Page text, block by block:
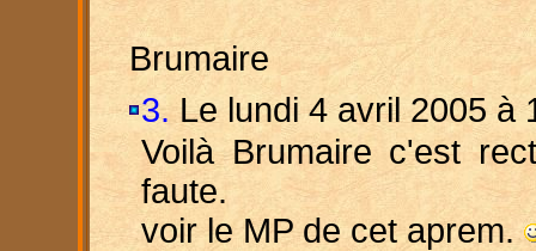
Brumaire
3. Le lundi 4 avril 2005 à
Voilà Brumaire c'est
faute.
voir le MP de cet aprem.